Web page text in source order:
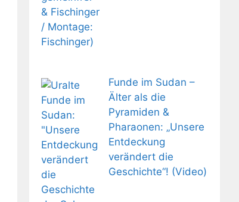
Funde im Sudan –
Älter als die
Pyramiden &
Pharaonen: „Unsere
Entdeckung
verändert die
Geschichte“! (Video)